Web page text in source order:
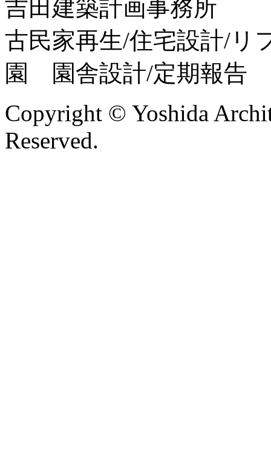
吉田建築計画事務所
古民家再生/住宅設計/リ
園 園舎設計/定期報告
Copyright © Yoshida
Reserved.